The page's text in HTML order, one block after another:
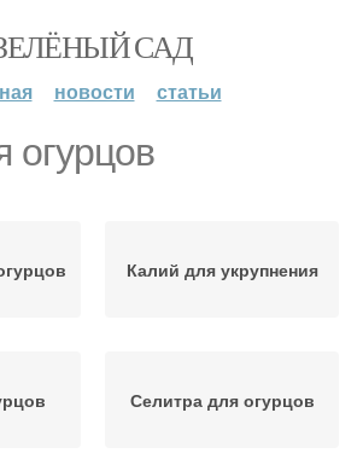
САД
новости статьи
огурцов
Калий для укрупнения
Селитра для огурцов